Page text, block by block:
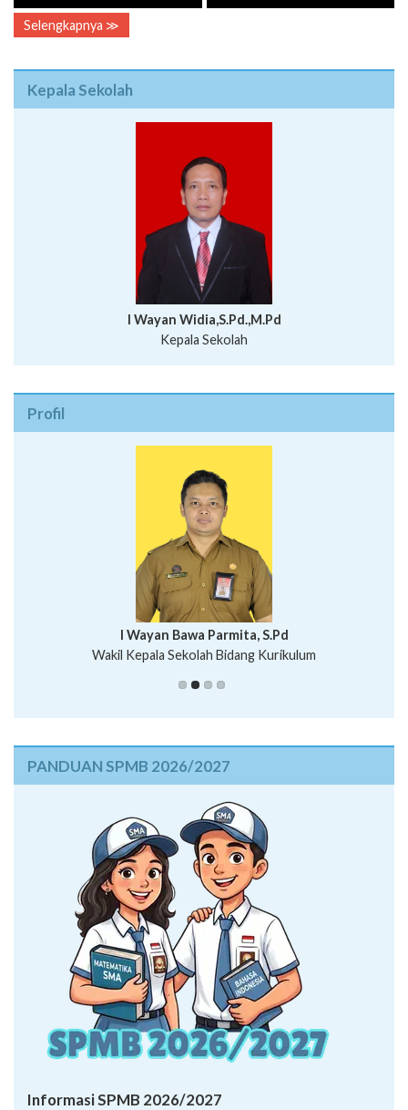
Selengkapnya ≫
Kepala Sekolah
I Wayan Widia,S.Pd.,M.Pd
Kepala Sekolah
Profil
Putu Suhartana, S.Pd.
I Wayan Bawa Parmita, S.Pd
Wakil Kepala Sekolah Bidang Kurikulum
I Wayan Gede Aditya Pratita, S.Pd., M.Sn
Ni Wayan Nopi Sutantri, S.Pd.
PANDUAN SPMB 2026/2027
Informasi SPMB 2026/2027